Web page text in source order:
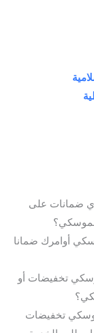
ضمانات على
أوامرك ضمانا
تخفيضات أو
تخفيضات